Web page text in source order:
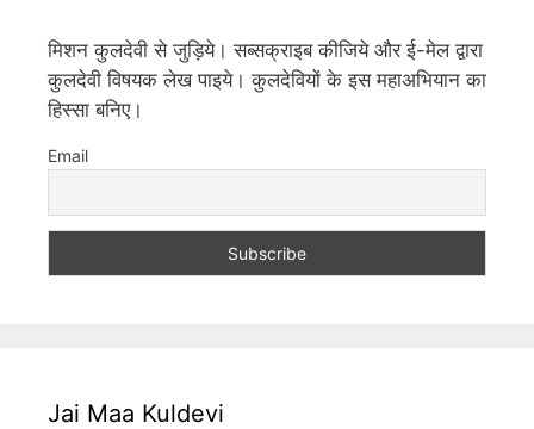
मिशन कुलदेवी से जुड़िये। सब्सक्राइब कीजिये और ई-मेल द्वारा
कुलदेवी विषयक लेख पाइये। कुलदेवियों के इस महाअभियान का
हिस्सा बनिए।
Email
Jai Maa Kuldevi